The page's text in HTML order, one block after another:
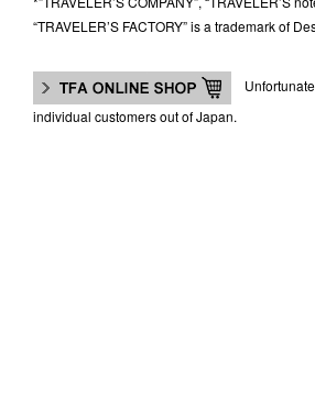
“TRAVELER’S FACTORY” is a trademark of
individual customers out of Japan.